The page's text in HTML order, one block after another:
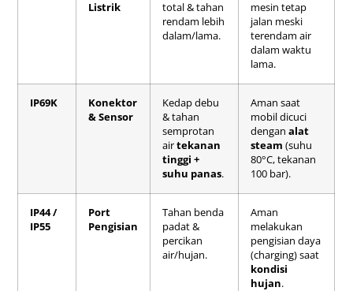
Listrik
total & tahan
rendam lebih
dalam/lama.
mesin tetap
jalan meski
terendam air
dalam waktu
lama.
IP69K
Konektor
& Sensor
Kedap debu
& tahan
semprotan
airtekanan
tinggi +
suhu panas.
Aman saat
mobil dicuci
denganalat
steam (suhu
80°C, tekanan
100 bar).
IP44 /
IP55
Port
Pengisian
Tahan benda
padat &
percikan
air/hujan.
Aman
melakukan
pengisian daya
(charging) saat
kondisi
hujan.